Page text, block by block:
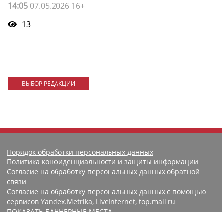
14:05 07.05.2026 16+
13
ВЫБОР РЕДАКЦИИ
Порядок обработки персональных данных
Политика конфиденциальности и защиты информации
Согласие на обработку персональных данных обратной
связи
Согласие на обработку персональных данных с помощью
сервисов Yandex.Metrika, LiveInternet, top.mail.ru